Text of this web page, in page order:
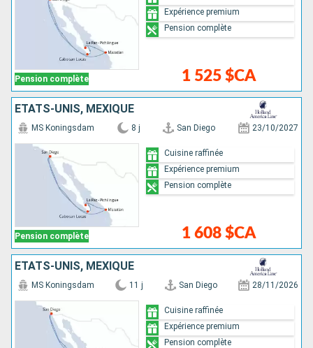
Pension complète 1 525 $CA
Expérience premium
Pension complète
ÉTATS-UNIS, MEXIQUE
Pension complète
MS Koningsdam 8 j San Diego 23/10/2027
1 608 $CA
Cuisine raffinée
Expérience premium
Pension complète
ÉTATS-UNIS, MEXIQUE
MS Koningsdam 11 j San Diego 28/11/2026
Cuisine raffinée
Expérience premium
Pension complète